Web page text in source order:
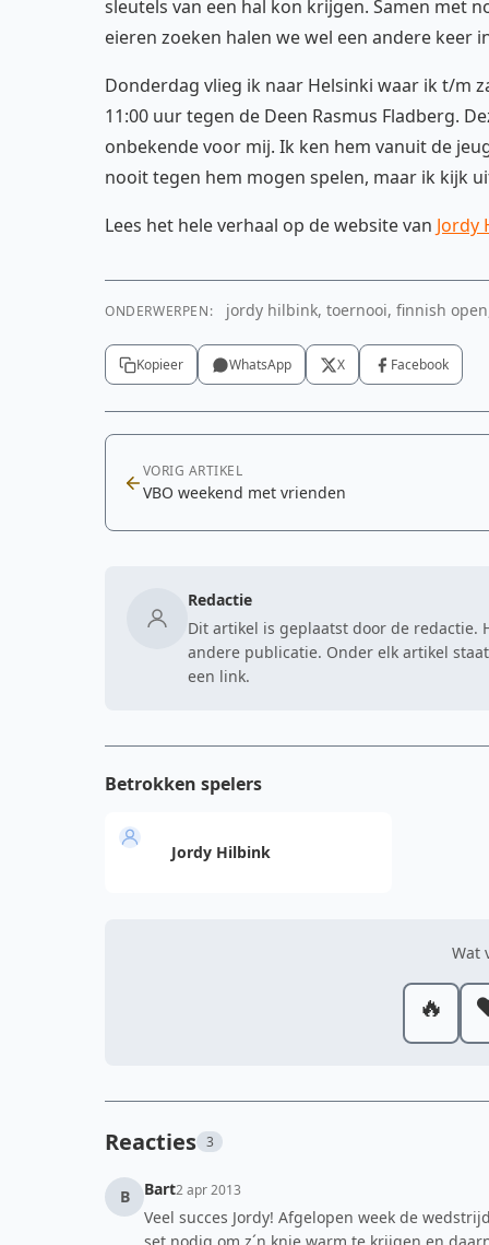
sleutels van een hal kon krijgen. Samen met
eieren zoeken halen we wel een andere keer
Donderdag vlieg ik naar Helsinki waar ik t/m
11:00 uur tegen de Deen Rasmus Fladberg.
onbekende voor mij. Ik ken hem vanuit de
nooit tegen hem mogen spelen, maar ik kijk
Lees het hele verhaal op de website van Jordy
ONDERWERPEN: jordy hilbink, toernooi, finnish
Kopieer WhatsApp X Facebook
VORIG ARTIKEL
VBO weekend met vrienden
Redactie
Dit artikel is geplaatst door de redactie.
andere publicatie. Onder elk artikel
een link.
Betrokken spelers
Jordy Hilbink
Wat
🔥
Reacties 3
B Bart2 apr 2013
Veel succes Jordy! Afgelopen week de